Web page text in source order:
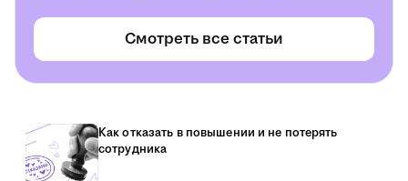
Смотреть все статьи
Как отказать в повышении и не потерять
сотрудника